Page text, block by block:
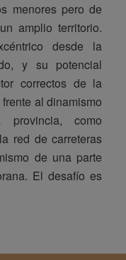
menores pero de
amplio territorio.
desde la
y su potencial
correctos de la
al dinamismo
como
red de carreteras
de una parte
El desafío es